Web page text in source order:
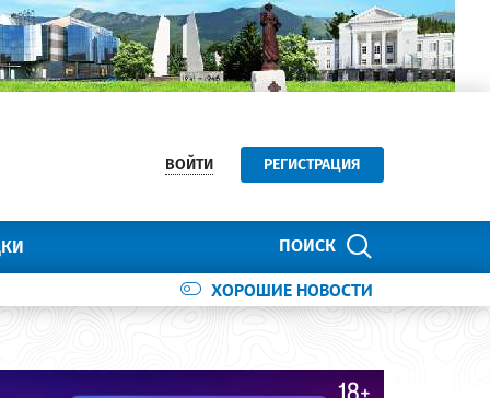
ВОЙТИ РЕГИСТРАЦИЯ
ПОИСК
ХОРОШИЕ НОВОСТИ